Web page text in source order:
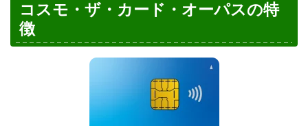
コスモ・ザ・カード・オーパスの特
徴